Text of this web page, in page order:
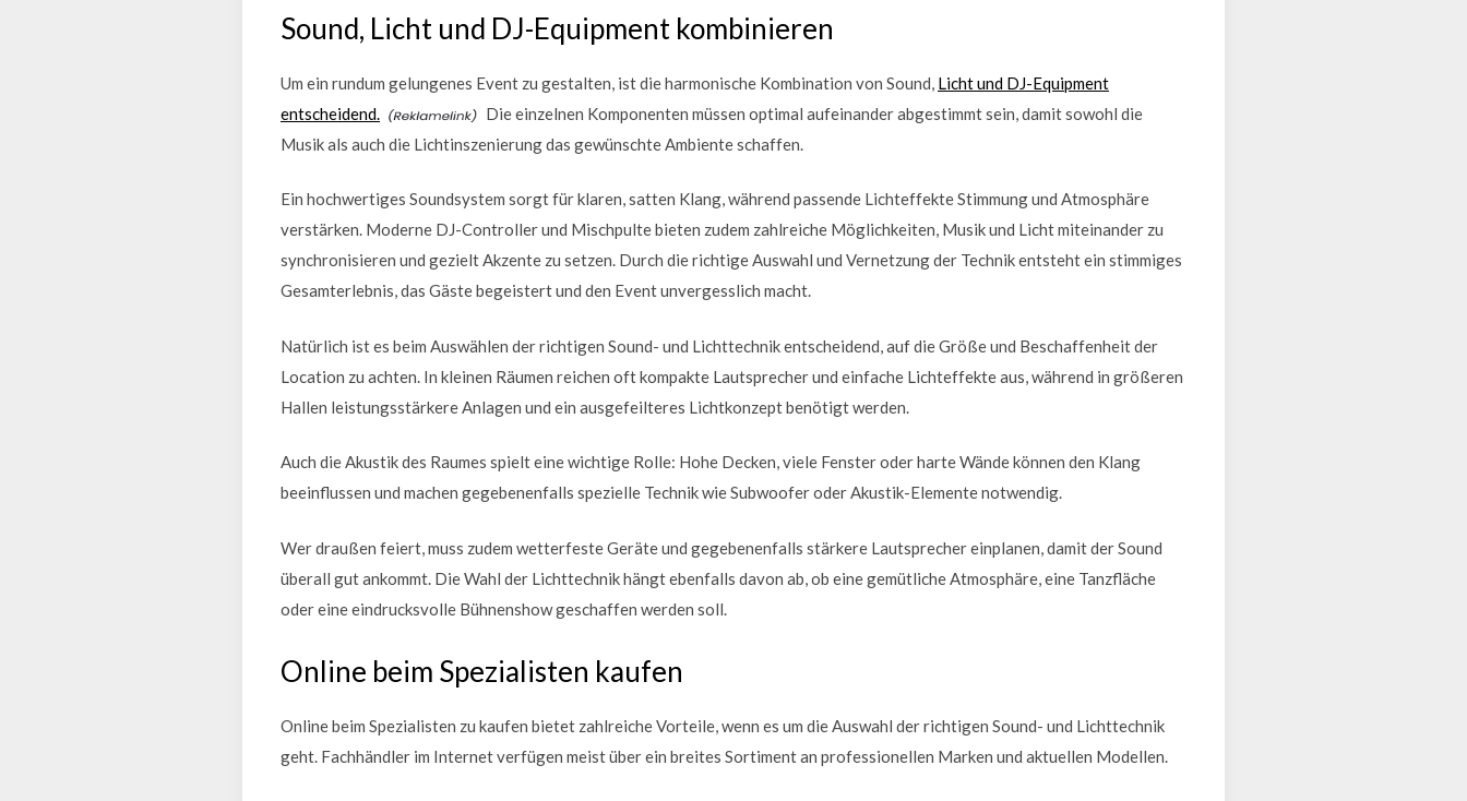
Sound, Licht und DJ-Equipment kombinieren
Um ein rundum gelungenes Event zu gestalten, ist die harmonische Kombination von Sound, Licht und DJ-Equipment
entscheidend.
Die einzelnen Komponenten müssen optimal aufeinander abgestimmt sein, damit sowohl die
Musik als auch die Lichtinszenierung das gewünschte Ambiente schaffen.
Ein hochwertiges Soundsystem sorgt für klaren, satten Klang, während passende Lichteffekte Stimmung und Atmosphäre
verstärken. Moderne DJ-Controller und Mischpulte bieten zudem zahlreiche Möglichkeiten, Musik und Licht miteinander zu
synchronisieren und gezielt Akzente zu setzen. Durch die richtige Auswahl und Vernetzung der Technik entsteht ein stimmiges
Gesamterlebnis, das Gäste begeistert und den Event unvergesslich macht.
Natürlich ist es beim Auswählen der richtigen Sound- und Lichttechnik entscheidend, auf die Größe und Beschaffenheit der
Location zu achten. In kleinen Räumen reichen oft kompakte Lautsprecher und einfache Lichteffekte aus, während in größeren
Hallen leistungsstärkere Anlagen und ein ausgefeilteres Lichtkonzept benötigt werden.
Auch die Akustik des Raumes spielt eine wichtige Rolle: Hohe Decken, viele Fenster oder harte Wände können den Klang
beeinflussen und machen gegebenenfalls spezielle Technik wie Subwoofer oder Akustik-Elemente notwendig.
Wer draußen feiert, muss zudem wetterfeste Geräte und gegebenenfalls stärkere Lautsprecher einplanen, damit der Sound
überall gut ankommt. Die Wahl der Lichttechnik hängt ebenfalls davon ab, ob eine gemütliche Atmosphäre, eine Tanzfläche
oder eine eindrucksvolle Bühnenshow geschaffen werden soll.
Online beim Spezialisten kaufen
Online beim Spezialisten zu kaufen bietet zahlreiche Vorteile, wenn es um die Auswahl der richtigen Sound- und Lichttechnik
geht. Fachhändler im Internet verfügen meist über ein breites Sortiment an professionellen Marken und aktuellen Modellen.